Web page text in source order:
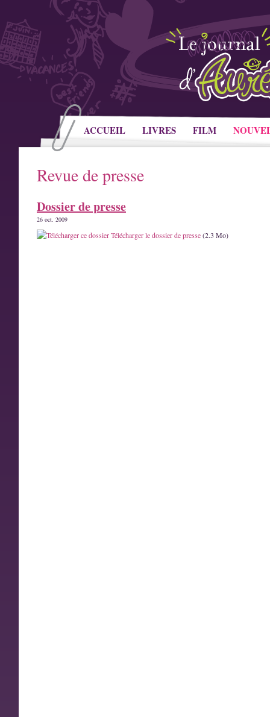
ACCUEIL LIVRES FILM
Revue de presse
Dossier de presse
26 oct. 2009
Télécharger le dossier de presse(2.3 Mo)